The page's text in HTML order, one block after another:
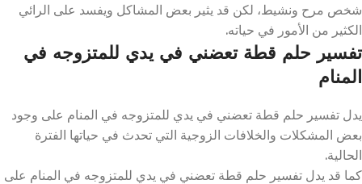
شخص مرح ونشيط، لكن قد يثير بعض المشاكل ويفسد على الرائي
الكثير من الأمور في حياته.
تفسير حلم قطة تعضني في يدي للمتزوجه في
المنام
يدل تفسير حلم قطة تعضني في يدي للمتزوجه في المنام على وجود
بعض المشكلات والخلافات الزوجية التي تحدث في حياتها الفترة
الحالية.
كما قد يدل تفسير حلم قطة تعضني في يدي للمتزوجه في المنام على